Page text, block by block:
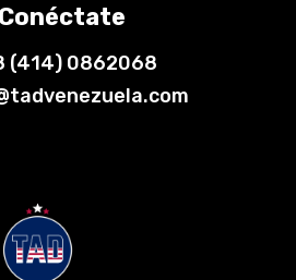
Conéctate
(414) 0862068